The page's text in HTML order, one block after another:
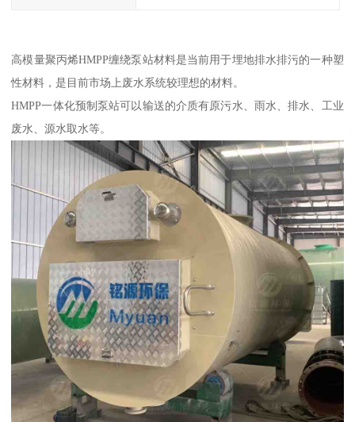
高模量聚丙烯HMPP缠绕泵站材料是当前用于埋地排水排污的一种塑
性材料，是目前市场上废水系统较理想的材料。
HMPP一体化预制泵站可以输送的介质有原污水、雨水、排水、工业
废水、源水取水等。